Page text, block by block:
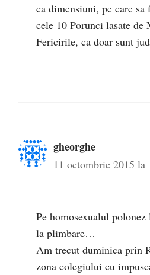
ca dimensiuni, pe care
cele 10 Porunci lasate de
Fericirile, ca doar sunt
gheorghe
11 octombrie 2015 la
Pe homosexualul
la plimbare…
Am trecut duminica prin
zona colegiului cu